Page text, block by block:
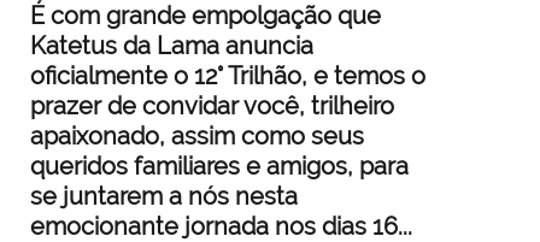
É com grande empolgação que
Katetus da Lama anuncia
oficialmente o 12° Trilhão, e temos o
prazer de convidar você, trilheiro
apaixonado, assim como seus
queridos familiares e amigos, para
se juntarem a nós nesta
emocionante jornada nos dias 16...